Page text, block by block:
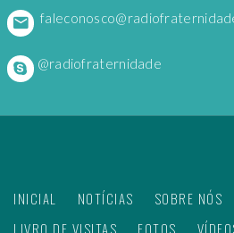
@radiofraternidade
INICIAL NOTÍCIAS SOBRE NÓS
LIVRO DE VISITAS
FOTOS